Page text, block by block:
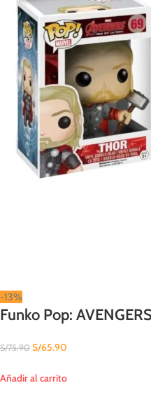
-13%
Funko Pop:
S/75.90 S/65.90
Añadir al carrito